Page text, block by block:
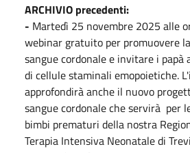
ARCHIVIO precedenti:
- Martedì 25 novembre 2025 alle
webinar gratuito per promuovere
sangue cordonale e invitare i papà
di cellule staminali emopoietiche.
approfondirà anche il nuovo
sangue cordonale che servirà per
bimbi prematuri della nostra
Terapia Intensiva Neonatale di